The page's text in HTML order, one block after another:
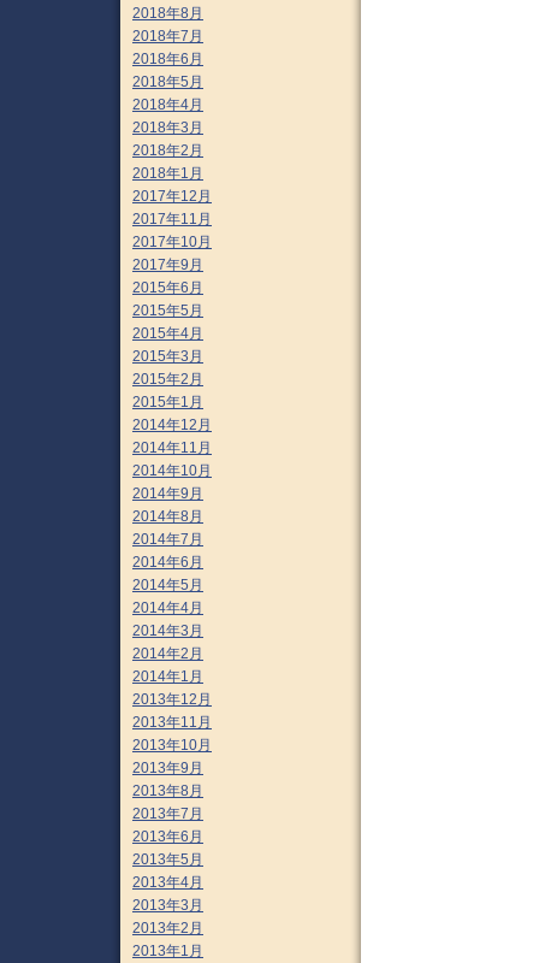
2018年8月
2018年7月
2018年6月
2018年5月
2018年4月
2018年3月
2018年2月
2018年1月
2017年12月
2017年11月
2017年10月
2017年9月
2015年6月
2015年5月
2015年4月
2015年3月
2015年2月
2015年1月
2014年12月
2014年11月
2014年10月
2014年9月
2014年8月
2014年7月
2014年6月
2014年5月
2014年4月
2014年3月
2014年2月
2014年1月
2013年12月
2013年11月
2013年10月
2013年9月
2013年8月
2013年7月
2013年6月
2013年5月
2013年4月
2013年3月
2013年2月
2013年1月